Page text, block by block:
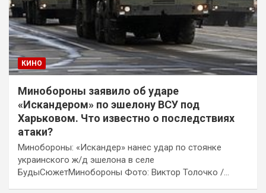
КИНО
Минобороны заявило об ударе
«Искандером» по эшелону ВСУ под
Харьковом. Что известно о последствиях
атаки?
Минобороны: «Искандер» нанес удар по стоянке
украинского ж/д эшелона в селе
БудыСюжетМинобороны Фото: Виктор Толочко /…